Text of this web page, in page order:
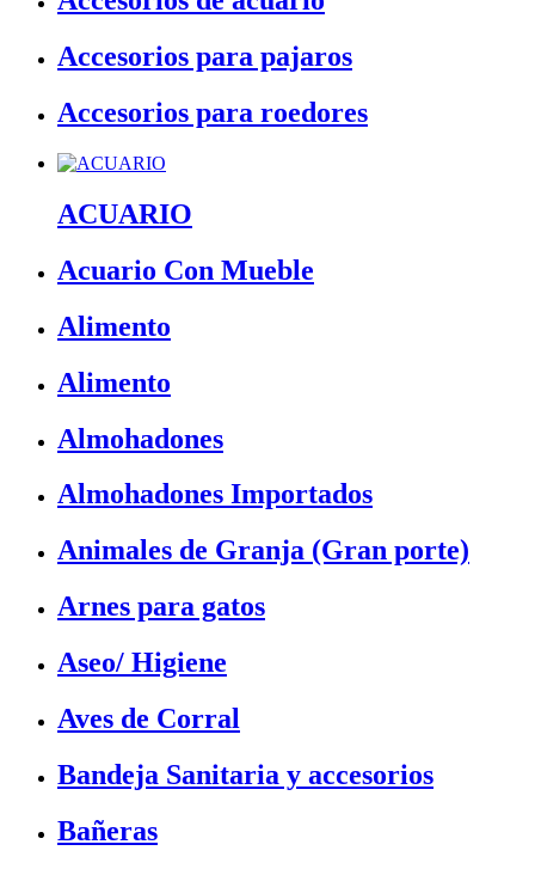
Accesorios para pajaros
Accesorios para roedores
ACUARIO
Acuario Con Mueble
Alimento
Alimento
Almohadones
Almohadones Importados
Animales de Granja (Gran porte)
Arnes para gatos
Aseo/ Higiene
Aves de Corral
Bandeja Sanitaria y accesorios
Bañeras